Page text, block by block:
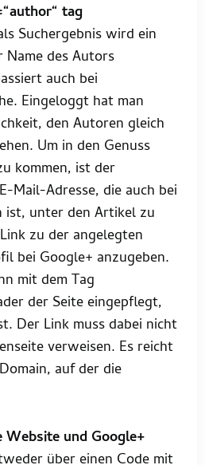
“ tag
Suchergebnis wird ein
des Autors
auch bei
Eingeloggt hat man
den Autoren gleich
Um in den Genuss
kommen, ist der
Mail-Adresse, die auch bei
ist, unter den Artikel zu
zu der angelegten
bei Google+ anzugeben.
mit dem Tag
der Seite eingepflegt,
Der Link muss dabei nicht
verweisen. Es reicht
auf der die
Website und Google+
über einen Code mit